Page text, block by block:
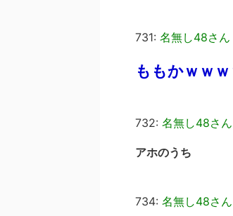
731: 名無し48さん
ももかｗｗ
732: 名無し48さん
アホのうち
734: 名無し48さん